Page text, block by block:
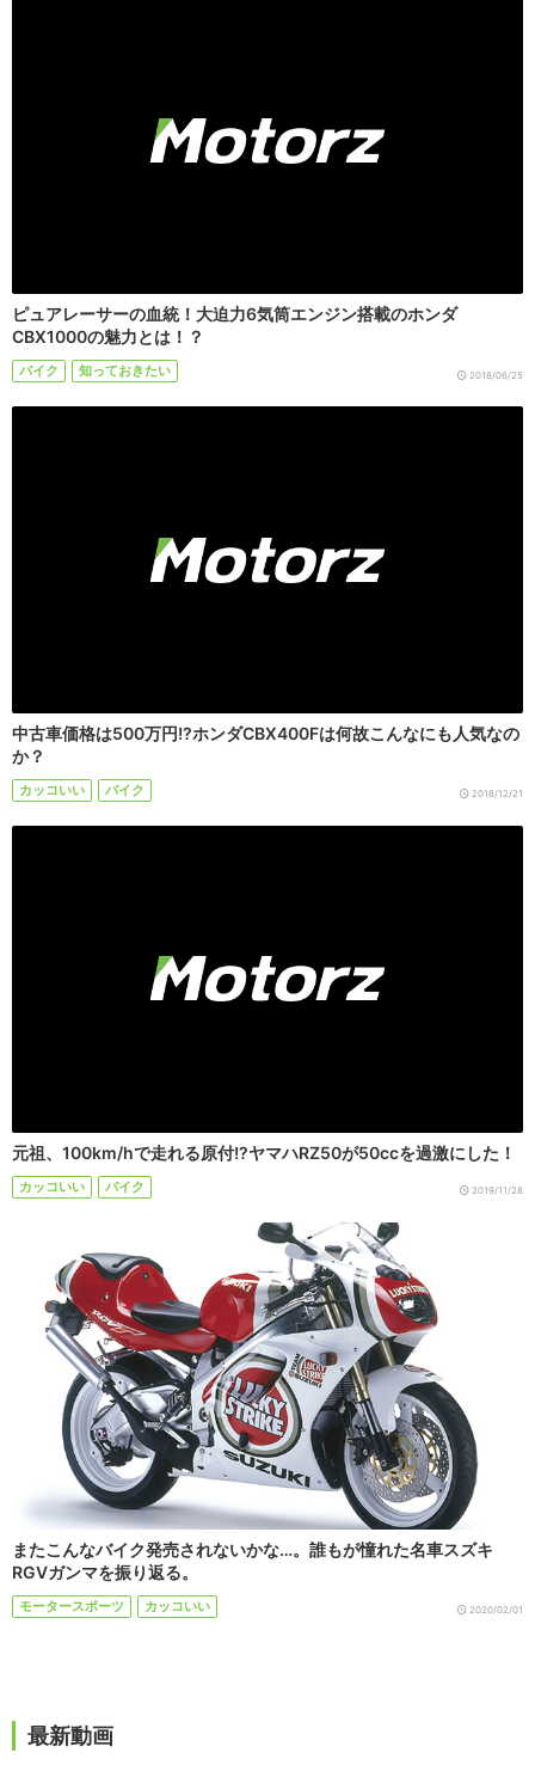
ピュアレーサーの血統！大迫力6気筒エンジン搭載のホンダ
CBX1000の魅力とは！？
バイク 知っておきたい 2018/06/25
中古車価格は500万円!?ホンダCBX400Fは何故こんなにも人気なの
か？
カッコいい バイク 2018/12/21
元祖、100km/hで走れる原付!?ヤマハRZ50が50ccを過激にした！
カッコいい バイク 2019/11/28
またこんなバイク発売されないかな…。誰もが憧れた名車スズキ
RGVガンマを振り返る。
モータースポーツ カッコいい 2020/02/01
最新動画